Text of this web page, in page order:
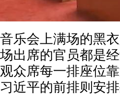
音乐会上满场的黑
场出席的官员都是
观众席每一排座位
习近平的前排则安